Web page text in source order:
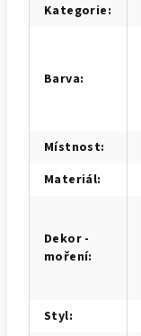
Kategorie:
Barva:
Místnost:
Materiál:
Dekor -
moření:
Styl: